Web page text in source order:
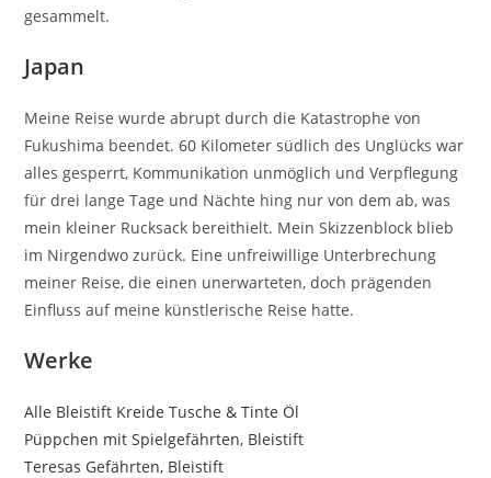
gesammelt.
Japan
Meine Reise wurde abrupt durch die Katastrophe von
Fukushima beendet. 60 Kilometer südlich des Unglücks war
alles gesperrt, Kommunikation unmöglich und Verpflegung
für drei lange Tage und Nächte hing nur von dem ab, was
mein kleiner Rucksack bereithielt. Mein Skizzenblock blieb
im Nirgendwo zurück. Eine unfreiwillige Unterbrechung
meiner Reise, die einen unerwarteten, doch prägenden
Einfluss auf meine künstlerische Reise hatte.
Werke
Alle Bleistift KreideTusche & Tinte Öl
Püppchen mit Spielgefährten, Bleistift
Teresas Gefährten, Bleistift